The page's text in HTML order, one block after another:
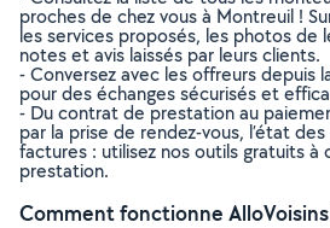
proches de chez vous à Montreuil !
les services proposés, les photos de
notes et avis laissés par leurs clients.
- Conversez avec les offreurs depuis
pour des échanges sécurisés et
- Du contrat de prestation au
par la prise de rendez-vous, l’état
factures : utilisez nos outils gratuits
prestation.
Comment fonctionne